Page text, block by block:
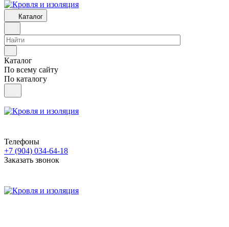
Каталог
Каталог
По всему сайту
По каталогу
Телефоны
+7 (904) 034-64-18
Заказать звонок